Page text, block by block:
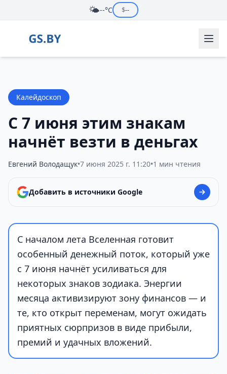
🌤️--°C $--
Калейдоскоп
С 7 июня этим знакам
начнёт везти в деньгах
Евгений Володащук•7 июня 2025 г. 11:20•1 мин чтения
Добавить в источники Google
С началом лета Вселенная готовит
особенный денежный поток, который уже
с 7 июня начнёт усиливаться для
некоторых знаков зодиака. Энергии
месяца активизируют зону финансов — и
те, кто открыт переменам, могут ожидать
приятных сюрпризов в виде прибыли,
премий и удачных вложений.